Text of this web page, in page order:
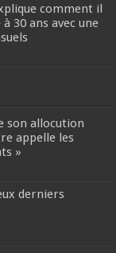
comment il
30 ans avec une
son allocution
appelle les
»
derniers